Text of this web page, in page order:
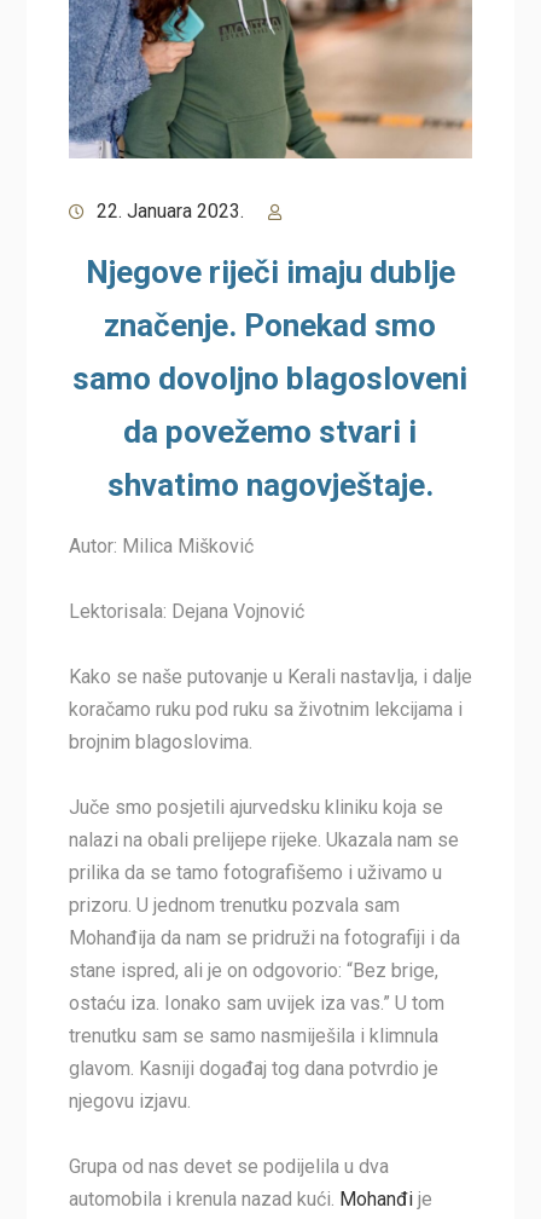
22. Januara 2023.
Njegove riječi imaju dublje
značenje. Ponekad smo
samo dovoljno blagosloveni
da povežemo stvari i
shvatimo nagovještaje.
Autor: Milica Mišković
Lektorisala: Dejana Vojnović
Kako se naše putovanje u Kerali nastavlja, i dalje
koračamo ruku pod ruku sa životnim lekcijama i
brojnim blagoslovima.
Juče smo posjetili ajurvedsku kliniku koja se
nalazi na obali prelijepe rijeke. Ukazala nam se
prilika da se tamo fotografišemo i uživamo u
prizoru. U jednom trenutku pozvala sam
Mohanđija da nam se pridruži na fotografiji i da
stane ispred, ali je on odgovorio: “Bez brige,
ostaću iza. Ionako sam uvijek iza vas.” U tom
trenutku sam se samo nasmiješila i klimnula
glavom. Kasniji događaj tog dana potvrdio je
njegovu izjavu.
Grupa od nas devet se podijelila u dva
automobila i krenula nazad kući. Mohanđije